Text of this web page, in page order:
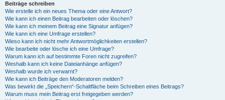
Beiträge schreiben
Wie erstelle ich ein neues Thema oder eine Antwort?
Wie kann ich einen Beitrag bearbeiten oder löschen?
Wie kann ich meinem Beitrag eine Signatur anfügen?
Wie kann ich eine Umfrage erstellen?
Wieso kann ich nicht mehr Antwortmöglichkeiten erstellen?
Wie bearbeite oder lösche ich eine Umfrage?
Warum kann ich auf bestimmte Foren nicht zugreifen?
Weshalb kann ich keine Dateianhänge anfügen?
Weshalb wurde ich verwarnt?
Wie kann ich Beiträge den Moderatoren melden?
Was bewirkt die „Speichern“-Schaltfläche beim Schreiben eines Beitrags?
Warum muss mein Beitrag erst freigegeben werden?